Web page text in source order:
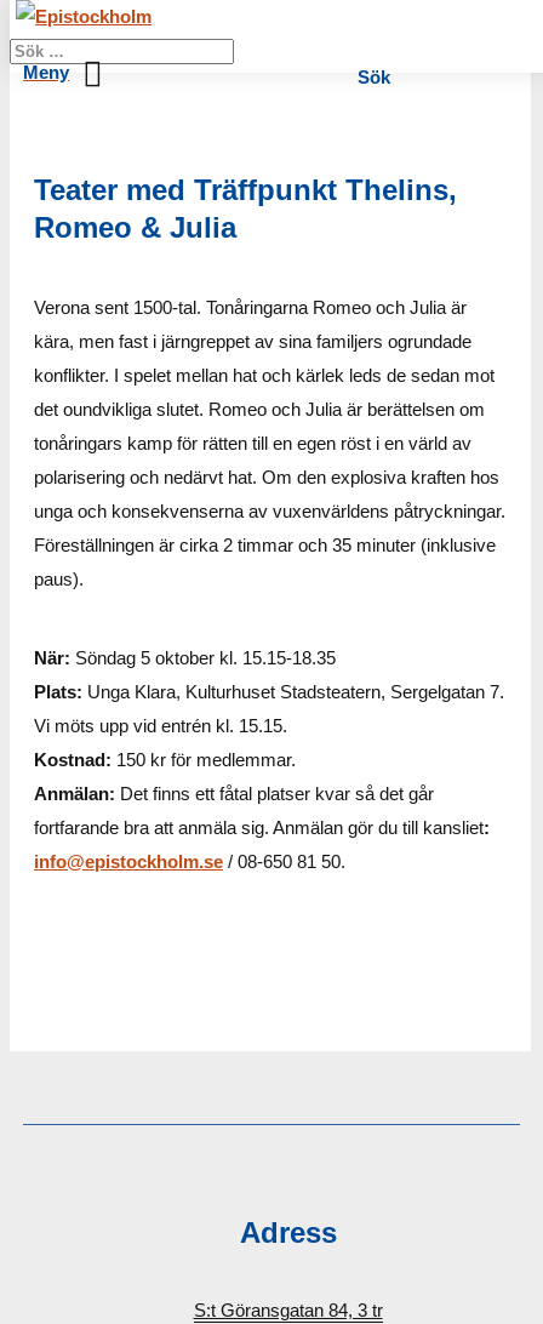
Sök
Teater med Träffpunkt Thelins,
Romeo & Julia
Verona sent 1500-tal. Tonåringarna Romeo och Julia är
kära, men fast i järngreppet av sina familjers ogrundade
konflikter. I spelet mellan hat och kärlek leds de sedan mot
det oundvikliga slutet. Romeo och Julia är berättelsen om
tonåringars kamp för rätten till en egen röst i en värld av
polarisering och nedärvt hat. Om den explosiva kraften hos
unga och konsekvenserna av vuxenvärldens påtryckningar.
Föreställningen är cirka 2 timmar och 35 minuter (inklusive
paus).
När: Söndag 5 oktober kl. 15.15-18.35
Plats: Unga Klara, Kulturhuset Stadsteatern, Sergelgatan 7.
Vi möts upp vid entrén kl. 15.15.
Kostnad: 150 kr för medlemmar.
Anmälan: Det finns ett fåtal platser kvar så det går
fortfarande bra att anmäla sig. Anmälan gör du till kansliet:
info@epistockholm.se / 08-650 81 50.
Adress
S:t Göransgatan 84, 3 tr